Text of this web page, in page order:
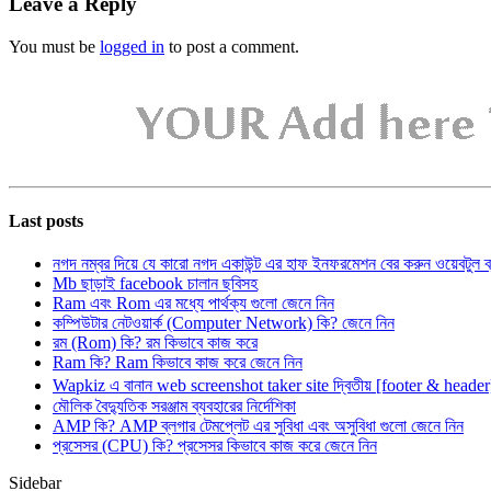
You must be logged in to post a comment.
Last posts
নগদ নম্বর দিয়ে যে কারো নগদ একাউন্ট এর হাফ ইনফরমেশন বের করুন ওয়েবটুল
Mb ছাড়াই facebook চালান ছবিসহ
Ram এবং Rom এর মধ্যে পার্থক্য গুলো জেনে নিন
কম্পিউটার নেটওয়ার্ক (Computer Network) কি? জেনে নিন
রম (Rom) কি? রম কিভাবে কাজ করে
Ram কি? Ram কিভাবে কাজ করে জেনে নিন
Wapkiz এ বানান web screenshot taker site দ্বিতীয় [footer &
মৌলিক বৈদ্যুতিক সরঞ্জাম ব্যবহারের নির্দেশিকা
AMP কি? AMP ব্লগার টেমপ্লেট এর সুবিধা এবং অসুবিধা গুলো জেনে নিন
প্রসেসর (CPU) কি? প্রসেসর কিভাবে কাজ করে জেনে নিন
Sidebar